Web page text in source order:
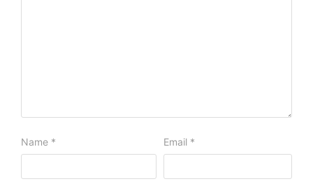
Name * Email *